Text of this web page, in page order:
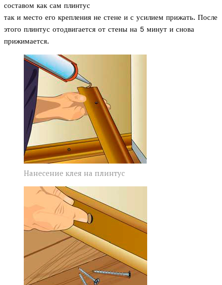
составом как сам плинтус
так и место его крепления не стене и с усилием прижать. После
этого плинтус отодвигается от стены на 5 минут и снова
прижимается.
Нанесение клея на плинтус